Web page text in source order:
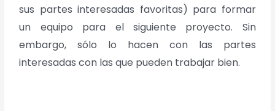
sus partes interesadas favoritas) para formar
un equipo para el siguiente proyecto. Sin
embargo, sólo lo hacen con las partes
interesadas con las que pueden trabajar bien.